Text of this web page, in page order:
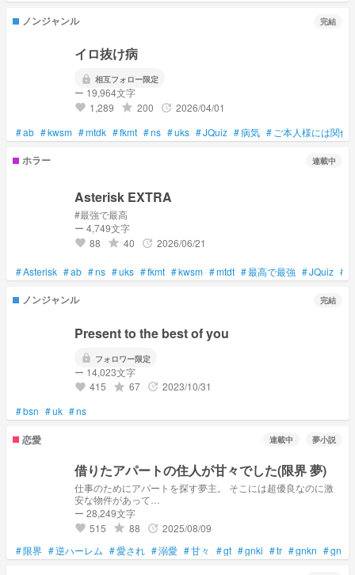
ノンジャンル 完結
イロ抜け病
lock 相互フォロー限定
ー 19,964文字
favorite 1,289 grade 200 update 2026/04/01
#ab #kwsm #mtdk #fkmt #ns #uks #JQuiz #病気 # ご本人様には関係
ホラー 連載中
Asterisk EXTRA
#最強で最高
ー 4,749文字
favorite 88 grade 40 update 2026/06/21
#Asterisk #ab #ns #uks #fkmt #kwsm #mtdt #最高で最強 #JQuiz #
ノンジャンル 完結
Present to the best of you
lock フォロワー限定
ー 14,023文字
favorite 415 grade 67 update 2023/10/31
#bsn #uk #ns
恋愛 連載中 夢小説
借りたアパートの住人が甘々でした(限界 夢)
仕事のためにアパートを探す夢主。 そこには超優良なのに激
安な物件があって…
ー 28,249文字
favorite 515 grade 88 update 2025/08/09
#限界 #逆ハーレム #愛され #溺愛 #甘々 #gt #gnki #tr #gnkn #gn